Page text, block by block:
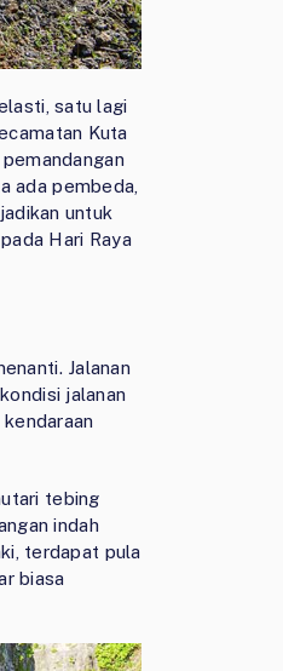
satu lagi
Kuta
ada pembeda,
untuk
Hari Raya
Jalanan
jalanan
tebing
indah
terdapat pula
biasa